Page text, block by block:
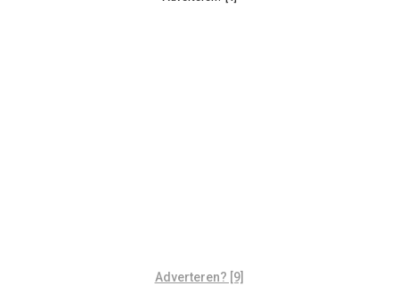
Adverteren? [9]